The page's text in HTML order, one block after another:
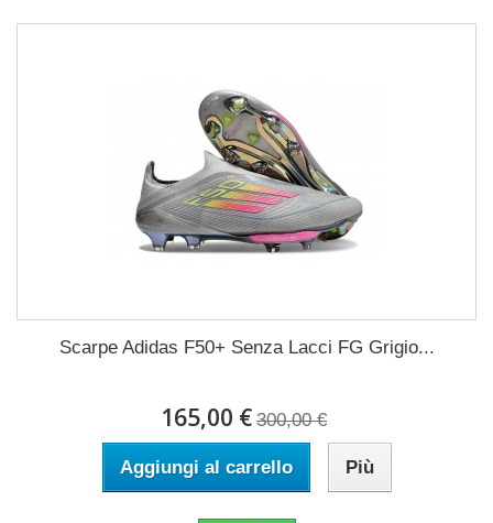
Scarpe Adidas F50+ Senza Lacci FG Grigio...
165,00 € 300,00 €
Aggiungi al carrello Più